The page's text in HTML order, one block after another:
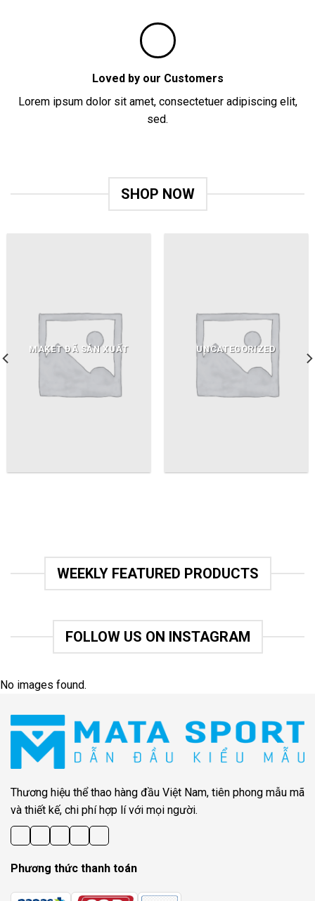
Loved by our Customers
Lorem ipsum dolor sit amet, consectetuer adipiscing elit,
sed.
SHOP NOW
MAKET ĐÃ SẢN XUẤT UNCATEGORIZED
WEEKLY FEATURED PRODUCTS
FOLLOW US ON INSTAGRAM
No images found.
Thương hiệu thể thao hàng đầu Việt Nam, tiên phong mẫu mã
và thiết kế, chi phí hợp lí với mọi người.
Phương thức thanh toán